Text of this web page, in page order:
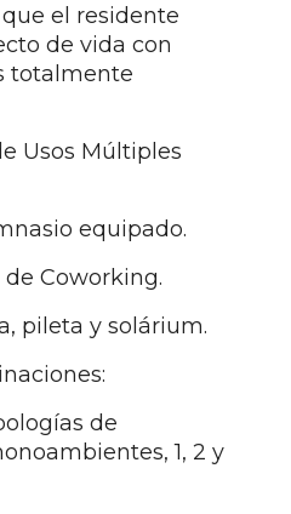
el residente
de vida con
totalmente
Usos Múltiples
equipado.
Coworking.
pileta y solárium.
de
1, 2 y